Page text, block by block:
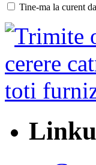
Tine-ma la curent